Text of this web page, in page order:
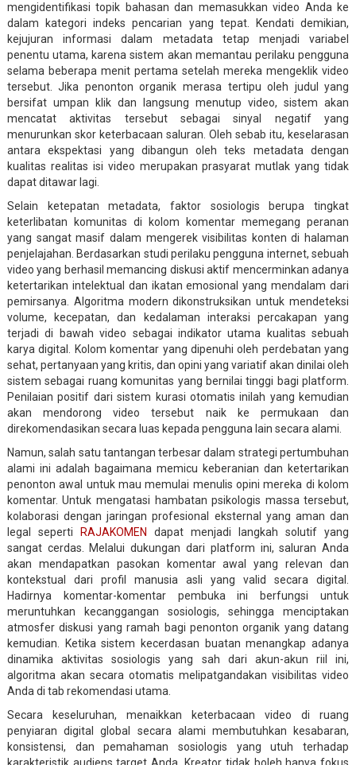
mengidentifikasi topik bahasan dan memasukkan video Anda ke
dalam kategori indeks pencarian yang tepat. Kendati demikian,
kejujuran informasi dalam metadata tetap menjadi variabel
penentu utama, karena sistem akan memantau perilaku pengguna
selama beberapa menit pertama setelah mereka mengeklik video
tersebut. Jika penonton organik merasa tertipu oleh judul yang
bersifat umpan klik dan langsung menutup video, sistem akan
mencatat aktivitas tersebut sebagai sinyal negatif yang
menurunkan skor keterbacaan saluran. Oleh sebab itu, keselarasan
antara ekspektasi yang dibangun oleh teks metadata dengan
kualitas realitas isi video merupakan prasyarat mutlak yang tidak
dapat ditawar lagi.
Selain ketepatan metadata, faktor sosiologis berupa tingkat
keterlibatan komunitas di kolom komentar memegang peranan
yang sangat masif dalam mengerek visibilitas konten di halaman
penjelajahan. Berdasarkan studi perilaku pengguna internet, sebuah
video yang berhasil memancing diskusi aktif mencerminkan adanya
ketertarikan intelektual dan ikatan emosional yang mendalam dari
pemirsanya. Algoritma modern dikonstruksikan untuk mendeteksi
volume, kecepatan, dan kedalaman interaksi percakapan yang
terjadi di bawah video sebagai indikator utama kualitas sebuah
karya digital. Kolom komentar yang dipenuhi oleh perdebatan yang
sehat, pertanyaan yang kritis, dan opini yang variatif akan dinilai oleh
sistem sebagai ruang komunitas yang bernilai tinggi bagi platform.
Penilaian positif dari sistem kurasi otomatis inilah yang kemudian
akan mendorong video tersebut naik ke permukaan dan
direkomendasikan secara luas kepada pengguna lain secara alami.
Namun, salah satu tantangan terbesar dalam strategi pertumbuhan
alami ini adalah bagaimana memicu keberanian dan ketertarikan
penonton awal untuk mau memulai menulis opini mereka di kolom
komentar. Untuk mengatasi hambatan psikologis massa tersebut,
kolaborasi dengan jaringan profesional eksternal yang aman dan
legal seperti
RAJAKOMEN dapat menjadi langkah solutif yang
sangat cerdas. Melalui dukungan dari platform ini, saluran Anda
akan mendapatkan pasokan komentar awal yang relevan dan
kontekstual dari profil manusia asli yang valid secara digital.
Hadirnya komentar-komentar pembuka ini berfungsi untuk
meruntuhkan kecanggangan sosiologis, sehingga menciptakan
atmosfer diskusi yang ramah bagi penonton organik yang datang
kemudian. Ketika sistem kecerdasan buatan menangkap adanya
dinamika aktivitas sosiologis yang sah dari akun-akun riil ini,
algoritma akan secara otomatis melipatgandakan visibilitas video
Anda di tab rekomendasi utama.
Secara keseluruhan, menaikkan keterbacaan video di ruang
penyiaran digital global secara alami membutuhkan kesabaran,
konsistensi, dan pemahaman sosiologis yang utuh terhadap